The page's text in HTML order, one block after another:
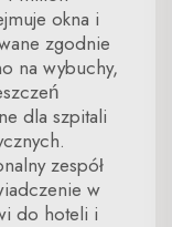
okna i
zgodnie
na wybuchy,
dla szpitali
zespół
w
do hoteli i